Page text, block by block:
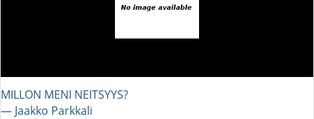
MILLON MENI NEITSYYS?
― Jaakko Parkkali